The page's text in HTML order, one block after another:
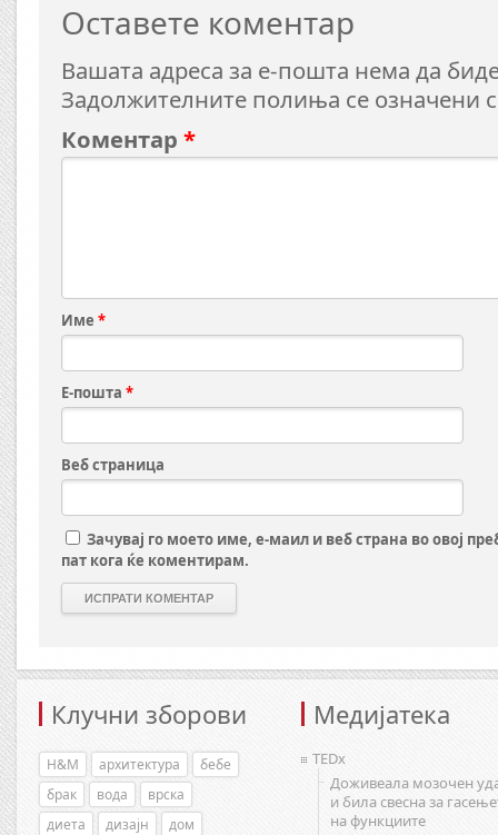
Оставете коментар
Вашата адреса за е-пошта нема да
Задолжителните полиња се означени
Коментар *
Име *
Е-пошта *
Веб страница
Зачувај го моето име, е-маил и веб страна во овој
пат кога ќе коментирам.
Клучни зборови
H&M архитектура
бебе
брак
вода
врска
диета
дизајн
дом
Медијатека
TEDx
Доживеала мозочен
и била свесна за
на функциите